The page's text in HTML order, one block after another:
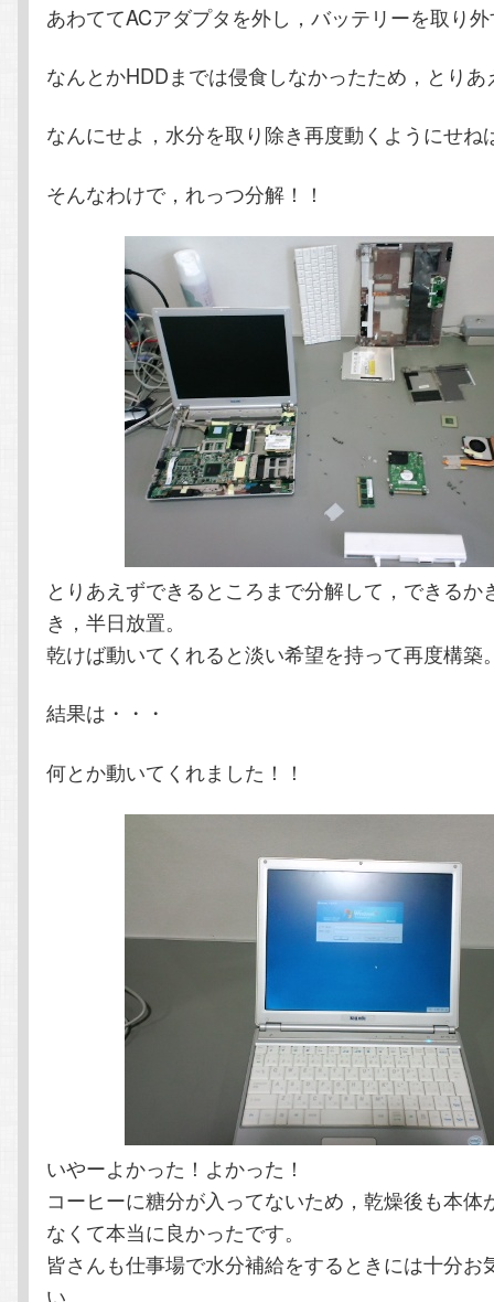
あわててACアダプタを外し，バッテリーを取り
なんとかHDDまでは侵食しなかったため，とり
なんにせよ，水分を取り除き再度動くようにせね
そんなわけで，れっつ分解！！
とりあえずできるところまで分解して，できるか
き，半日放置。
乾けば動いてくれると淡い希望を持って再度構築
結果は・・・
何とか動いてくれました！！
いやーよかった！よかった！
コーヒーに糖分が入ってないため，乾燥後も本体
なくて本当に良かったです。
皆さんも仕事場で水分補給をするときには十分お
い。